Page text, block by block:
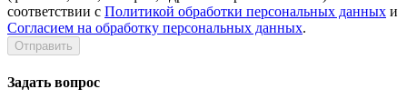
соответствии с Политикой обработки персональных данных и
Согласием на обработку персональных данных.
Задать вопрос